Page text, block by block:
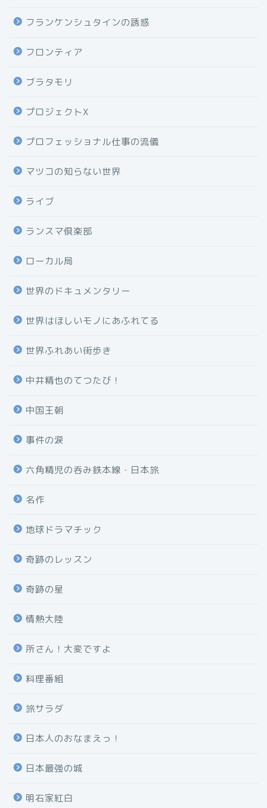
フランケンシュタインの誘惑
フロンティア
ブラタモリ
プロジェクトX
プロフェッショナル仕事の流儀
マツコの知らない世界
ライブ
ランスマ倶楽部
ローカル局
世界のドキュメンタリー
世界はほしいモノにあふれてる
世界ふれあい街歩き
中井精也のてつたび！
中国王朝
事件の涙
六角精児の呑み鉄本線・日本旅
名作
地球ドラマチック
奇跡のレッスン
奇跡の星
情熱大陸
所さん！大変ですよ
料理番組
旅サラダ
日本人のおなまえっ！
日本最強の城
明石家紅白